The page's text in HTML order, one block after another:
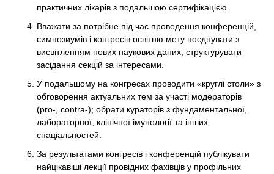
практичних лікарів з подальшою сертифікацією.
Вважати за потрібне під час проведення конференцій,
симпозиумів і конгресів освітню мету поєднувати з
висвітленням нових наукових даних; структурувати
засідання секцій за інтересами.
У подальшому на конгресах проводити «круглі столи» з
обговорення актуальних тем за участі модераторів
(pro-, contra-); обрати кураторів з фундаментальної,
лабораторної, клінічної імунології та інших
спаціальностей.
За результатами конгресів і конференцій публікувати
найцікавіші лекції провідних фахівців у профільних